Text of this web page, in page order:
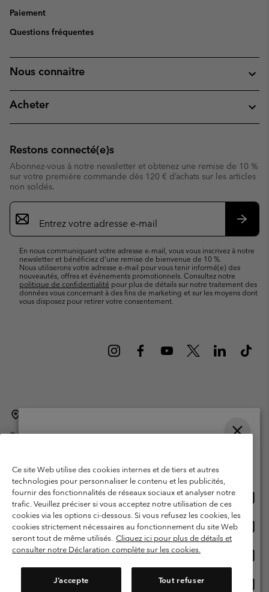
Paiement
Questions fréquentes
Nous connaitre
Acheter
Restons connecté(e)s
Abonnez-vous à notre newsletter et obtenez une remise de 10 %
sur votre première commande dès 120 € d’achats sur les articles
non soldés.
Inscription
par
e-
En nous communiquant votre adresse e-mail, vous vous inscrivez à notre
newsletter et bénéficiez d’une remise de bienvenue de 10 %.
Nous utiliserons votre adresse e-mail pour vous tenir informé(e) des
nouveautés, offres et événements promotionnels. Consultez notre
politique de confidentialité pour plus de détails sur notre traitement des
données vous concernant à des fins de marketing et sur les moyens dont
vous disposez pour retirer votre consentement.
©2026Columbia Sportswear International Sarl. Avenue des Morgines, 12
Garanties Légales
Politique de confidentialité
Conditions d'utilisation - Membres
Conditions D'utilisation - Contenu généré par l'utilisateur
Impressum
Cookies
Service client: Lun - sam de 9h à 13h et de 14h à 18h
Ce site Web utilise des cookies internes et de tiers et autres
technologies pour personnaliser le contenu et les publicités,
fournir des fonctionnalités de réseaux sociaux et analyser notre
trafic. Veuillez préciser si vous acceptez notre utilisation de ces
cookies via les options ci-dessous. Si vous refusez les cookies, les
cookies strictement nécessaires au fonctionnement du site Web
seront tout de même utilisés. Cliquez ici pour plus de détails et
consulter notre Déclaration complète sur les cookies.
J’accepte Tout refuser
Achats en ligne disponibles
United States
ligne
Belgium-English
ligne
Belgium-Français
ligne
Belgium-Dutch